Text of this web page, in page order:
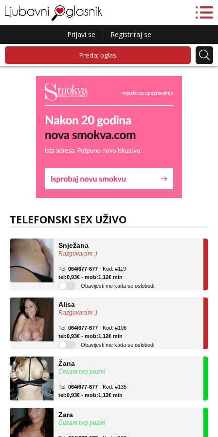
Prijavi se Registriraj se
Predaj oglas
TELEFONSKI SEX UŽIVO
Liliana
tel:0,93€ - mob:1,12€ min
Razgovaram :)
tel:0,93€ - mob:1,12€ min
Obavijesti me kada se oslobodi
Razgovaram :)
tel:0,93€ - mob:1,12€ min
Obavijesti me kada se oslobodi
Čekam tvoj poziv!
tel:0,93€ - mob:1,12€ min
Čekam tvoj poziv!